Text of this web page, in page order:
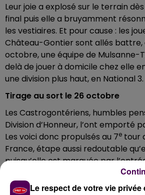
Leur joie a explosé sur le terrain
final puis elle a bruyamment
les vestiaires. Et pour cause : les
Château-Gontier sont allés battre,
octobre, une équipe de Mulsanne-
delà de jouer à domicile chez elle
une division plus haut, en National 3.
Tirage au sort le 26 octobre
Les Castrogontériens, humbles
Division d’Honneur, l’ont emporté
Les voici donc propulsés au 7e tour
France, étape aussi redoutable
puisqu’elle est marquée par
de ligue 2. Le tirage au sort des
le 26 octobre.
Le respect de votre vie